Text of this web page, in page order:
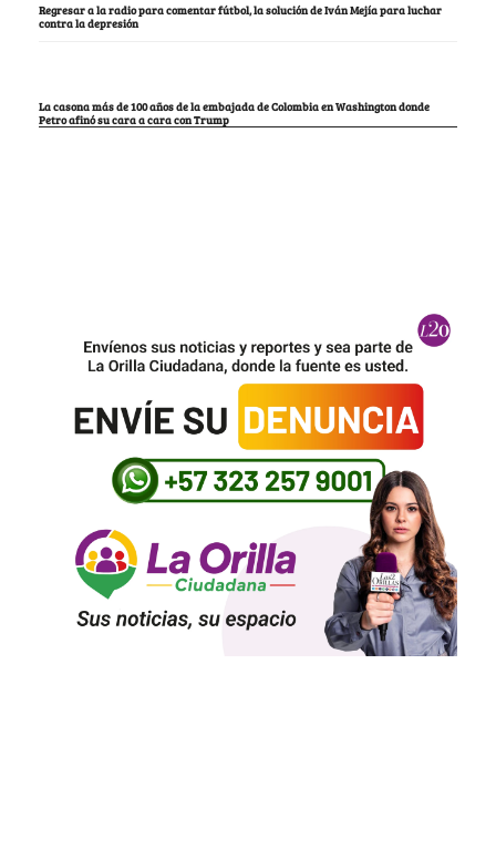
Regresar a la radio para comentar fútbol, la solución de Iván Mejía para luchar
contra la depresión
La casona más de 100 años de la embajada de Colombia en Washington donde
Petro afinó su cara a cara con Trump